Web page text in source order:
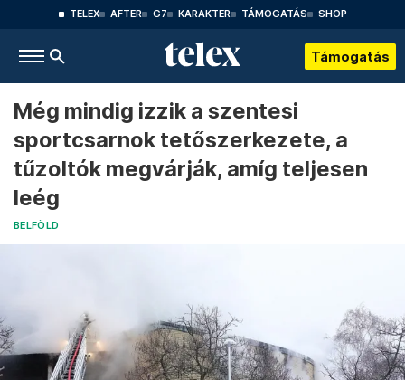
TELEX AFTER G7 KARAKTER TÁMOGATÁS SHOP
Támogatás
Még mindig izzik a szentesi
sportcsarnok tetőszerkezete, a
tűzoltók megvárják, amíg teljesen
leég
BELFÖLD